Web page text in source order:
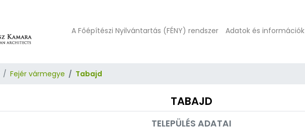
A Főépítészi Nyilvántartás (FÉNY) rendszer Adatok és információk
Fejér vármegye Tabajd
TABAJD
TELEPÜLÉS ADATAI